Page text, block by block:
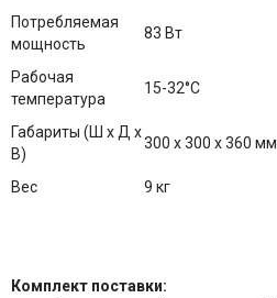
Потребляемая
мощность
83 Вт
Рабочая
температура
15-32°С
Габариты (Ш х Д х
В)
300 х 300 х 360 мм
Вес 9 кг
Комплект поставки: